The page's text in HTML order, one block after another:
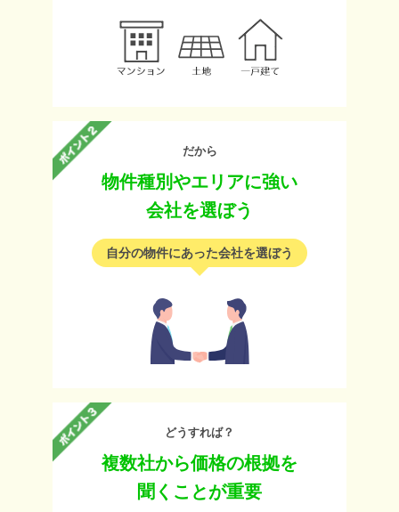
だから
物件種別やエリアに強い
会社を選ぼう
自分の物件にあった会社を選ぼう
どうすれば？
複数社から価格の根拠を
聞くことが重要